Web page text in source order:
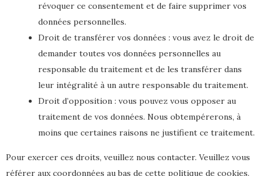
révoquer ce consentement et de faire supprimer vos
données personnelles.
Droit de transférer vos données : vous avez le droit de
demander toutes vos données personnelles au
responsable du traitement et de les transférer dans
leur intégralité à un autre responsable du traitement.
Droit d’opposition : vous pouvez vous opposer au
traitement de vos données. Nous obtempérerons, à
moins que certaines raisons ne justifient ce traitement.
Pour exercer ces droits, veuillez nous contacter. Veuillez vous
référer aux coordonnées au bas de cette politique de cookies.